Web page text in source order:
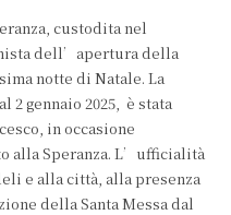
custodita nel
dell’apertura della
notte di Natale. La
2 gennaio 2025, è stata
in occasione
Speranza. L’ufficialità
e alla città, alla presenza
della Santa Messa dal